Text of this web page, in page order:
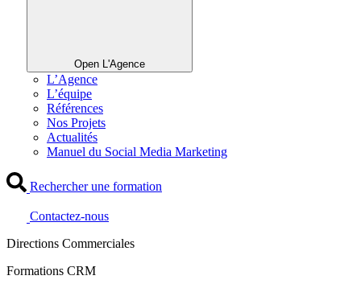
Open L'Agence
L’Agence
L’équipe
Références
Nos Projets
Actualités
Manuel du Social Media Marketing
Rechercher une formation
Contactez-nous
Directions Commerciales
Formations CRM